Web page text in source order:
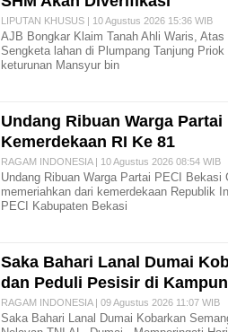
LIPUTAN KHUSUS | 10 Agustus 2026 15:36 WIB
AJB Bongkar Klaim Tanah Ahli Waris,
Sengketa lahan di Plumpang Tanjung
keturunan Mansyur bin
Undang Ribuan Warga
Kemerdekaan RI Ke 81
RAGAM INDONESIA | 10 Agustus 2026 08:54 WIB
Undang Ribuan Warga Partai PECI
memeriahkan dari kemerdekaan Republik
PECI Kabupaten Bekasi
Saka Bahari Lanal Dumai
dan Peduli Pesisir di
RAGAM INDONESIA | 09 Agustus 2026 11:07 WIB
Saka Bahari Lanal Dumai Kobarkan